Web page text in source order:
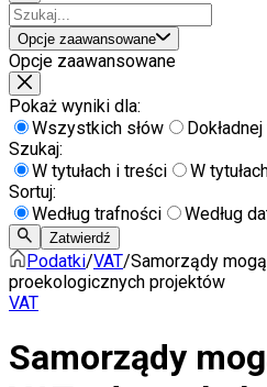
Opcje zaawansowane
Opcje zaawansowane
Pokaż wyniki dla:
Wszystkich słów
Szukaj:
W tytułach i treści
W
Sortuj:
Według trafności
Według
Zatwierdź
Podatki/VAT/Samorządy
proekologicznych projektów
VAT
Samorządy